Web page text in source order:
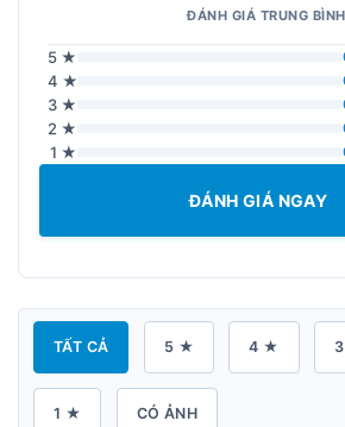
ĐÁNH GIÁ TRUNG BÌNH
5 ★
4 ★
3 ★
2 ★
1 ★
ĐÁNH GIÁ NGAY
TẤT CẢ 5 ★ 4 ★
1 ★ CÓ ẢNH